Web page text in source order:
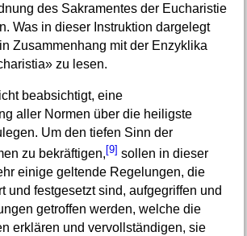
des Sakramentes der Eucharistie
Was in dieser Instruktion dargelegt
Zusammenhang mit der Enzyklika
zu lesen.
beabsichtigt, eine
aller Normen über die heiligste
Um den tiefen Sinn der
zu bekräftigen, [9] sollen in dieser
einige geltende Regelungen, die
und festgesetzt sind, aufgegriffen und
getroffen werden, welche die
erklären und vervollständigen, sie